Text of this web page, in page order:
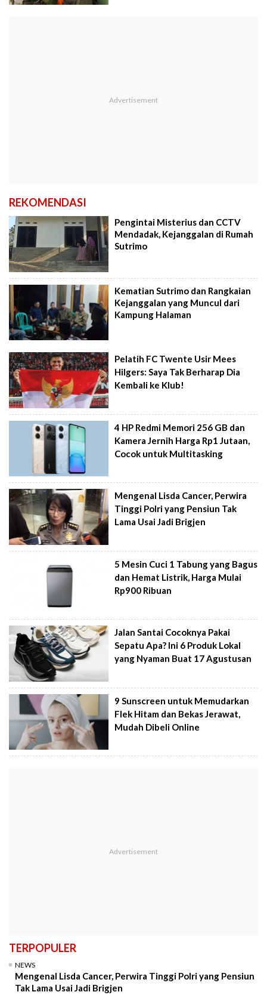
REKOMENDASI
Pengintai Misterius dan CCTV
Mendadak, Kejanggalan di Rumah
Sutrimo
Kematian Sutrimo dan Rangkaian
Kejanggalan yang Muncul dari
Kampung Halaman
Pelatih FC Twente Usir Mees
Hilgers: Saya Tak Berharap Dia
Kembali ke Klub!
4 HP Redmi Memori 256 GB dan
Kamera Jernih Harga Rp1 Jutaan,
Cocok untuk Multitasking
Mengenal Lisda Cancer, Perwira
Tinggi Polri yang Pensiun Tak
Lama Usai Jadi Brigjen
5 Mesin Cuci 1 Tabung yang Bagus
dan Hemat Listrik, Harga Mulai
Rp900 Ribuan
Jalan Santai Cocoknya Pakai
Sepatu Apa? Ini 6 Produk Lokal
yang Nyaman Buat 17 Agustusan
9 Sunscreen untuk Memudarkan
Flek Hitam dan Bekas Jerawat,
Mudah Dibeli Online
TERPOPULER
NEWS
Mengenal Lisda Cancer, Perwira Tinggi Polri yang Pensiun
Tak Lama Usai Jadi Brigjen